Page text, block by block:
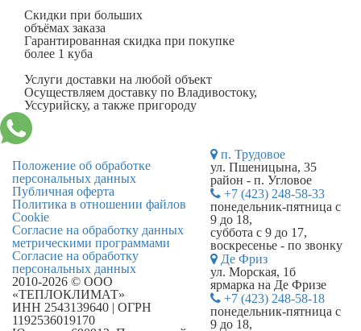
Скидки при больших
объёмах заказа
Гарантированная скидка при покупке
более 1 куба
Услуги доставки на любой объект
Осуществляем доставку по Владивостоку,
Уссурийску, а также пригороду
Положение об обработке
персональных данных
Публичная оферта
Политика в отношении файлов
Cookie
Согласие на обработку данных
метрическими программами
Согласие на обработку
персональных данных
2010-2026 © ООО
«ТЕПЛОКЛИМАТ»
ИНН 2543139640 | ОГРН
1192536019170
п. Трудовое
ул. Пшеницына, 35
район - п. Угловое
+7 (423) 248-58-33
понедельник-пятница с
9 до 18,
суббота с 9 до 17,
воскресенье - по звонку
Де Фриз
ул. Морская, 1б
ярмарка на Де Фризе
+7 (423) 248-58-18
понедельник-пятница с
9 до 18,